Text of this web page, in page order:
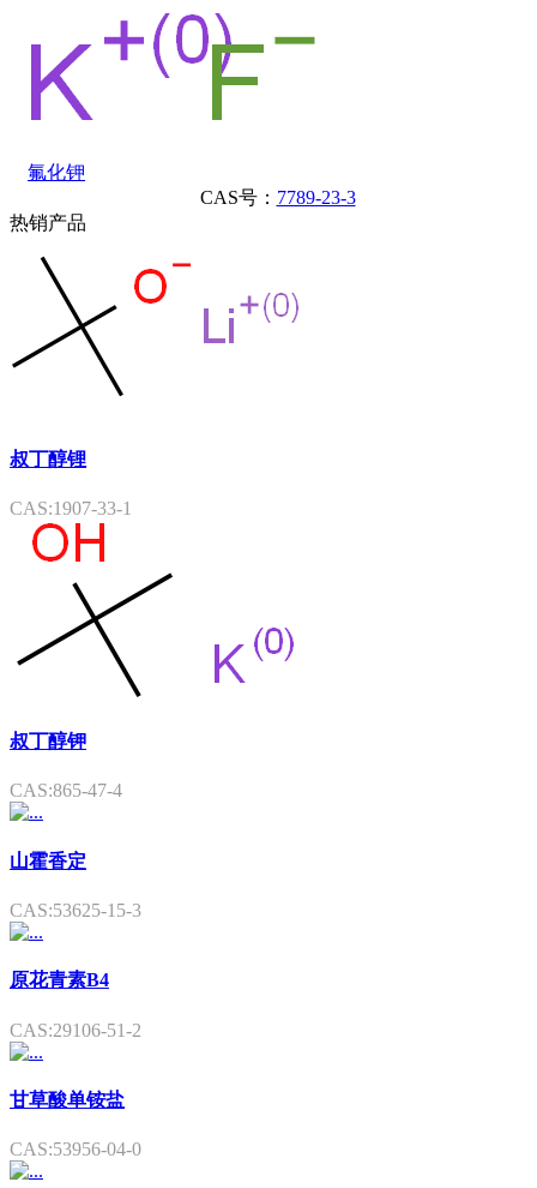
氟化钾
CAS号： 7789-23-3
热销产品
叔丁醇锂
CAS:1907-33-1
叔丁醇钾
CAS:865-47-4
山霍香定
CAS:53625-15-3
原花青素B4
CAS:29106-51-2
甘草酸单铵盐
CAS:53956-04-0